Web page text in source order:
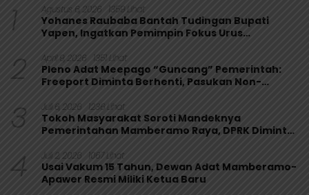
1 Agustus 6, 2026 1359 Lihat
Yohanes Raubaba Bantah Tudingan Bupati
Yapen, Ingatkan Pemimpin Fokus Urus
2 April 9, 2026 1351 Lihat
Pleno Adat Meepago “Guncang” Pemerintah:
Freeport Diminta Berhenti, Pasukan Non-
3 Juli 6, 2026 1236 Lihat
Tokoh Masyarakat Soroti Mandeknya
Pemerintahan Mamberamo Raya, DPRK Diminta
4 Juli 2, 2026 1067 Lihat
Usai Vakum 15 Tahun, Dewan Adat Mamberamo-
Apawer Resmi Miliki Ketua Baru